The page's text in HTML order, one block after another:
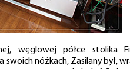
węglowej półce stolika
swoich nóżkach, Zasilany był,